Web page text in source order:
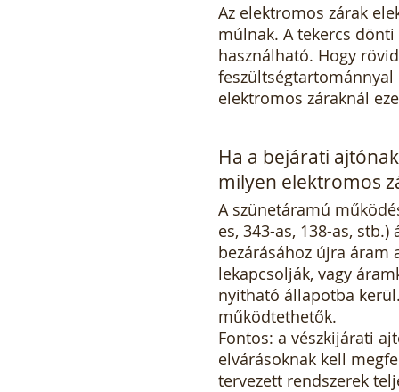
Az elektromos zárak
múlnak. A tekercs dönti
használható. Hogy
elektromos záraknál
Ha a bejárati
milyen elektromos
A szünetáramú
es, 343-as, 138-as,
bezárásához újra áram
lekapcsolják, vagy
nyitható állapotba
működtethetők.
Fontos: a vészkijárati
elvárásoknak kell
tervezett rendszerek